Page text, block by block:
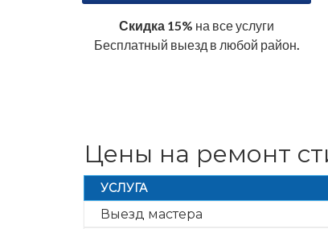
Скидка 15% на все услуги
Бесплатный выезд в любой район.
Цены на ремонт
УСЛУГА
Выезд мастера